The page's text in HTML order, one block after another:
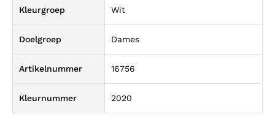
Kleurgroep Wit
Doelgroep Dames
Artikelnummer 16756
Kleurnummer 2020